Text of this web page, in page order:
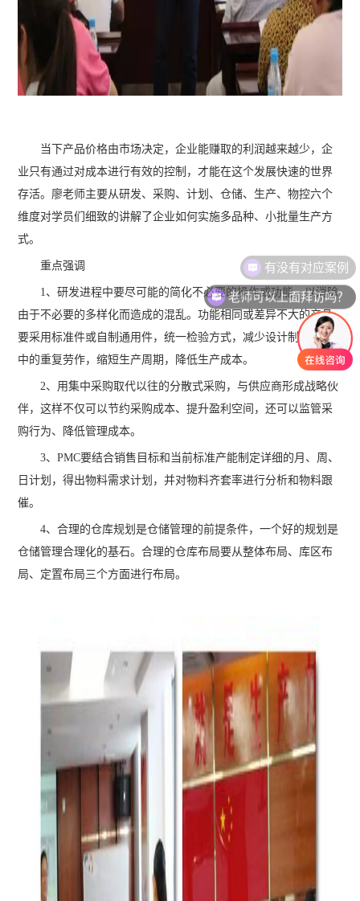
当下产品价格由市场决定，企业能赚取的利润越来越少，企
业只有通过对成本进行有效的控制，才能在这个发展快速的世界
存活。廖老师主要从研发、采购、计划、仓储、生产、物控六个
维度对学员们细致的讲解了企业如何实施多品种、小批量生产方
式。
重点强调
1、研发进程中要尽可能的简化不必要的操作或功能，以消除
由于不必要的多样化而造成的混乱。功能相同或差异不大的产品
要采用标准件或自制通用件，统一检验方式，减少设计制造过程
中的重复劳作，缩短生产周期，降低生产成本。
2、用集中采购取代以往的分散式采购，与供应商形成战略伙
伴，这样不仅可以节约采购成本、提升盈利空间，还可以监管采
购行为、降低管理成本。
3、PMC要结合销售目标和当前标准产能制定详细的月、周、
日计划，得出物料需求计划，并对物料齐套率进行分析和物料跟
催。
4、合理的仓库规划是仓储管理的前提条件，一个好的规划是
仓储管理合理化的基石。合理的仓库布局要从整体布局、库区布
局、定置布局三个方面进行布局。
老师可以上面拜访吗？